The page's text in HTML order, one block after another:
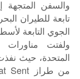
والسفن المتجهة
تابعة للطيران
الجوي التابعة
ولفتت مناورات
المتحدة، حيث